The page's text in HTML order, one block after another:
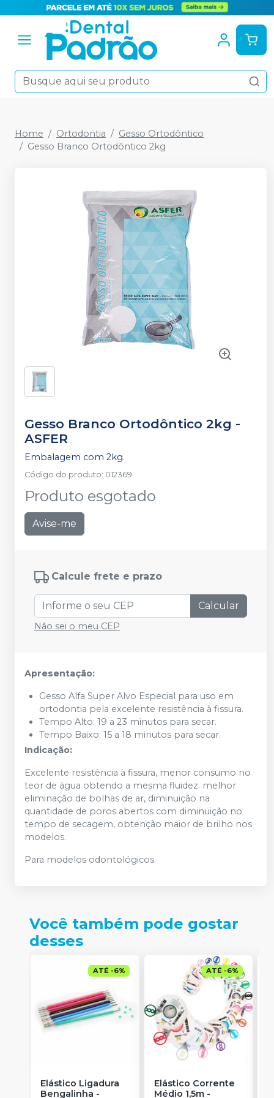
Home Ortodontia
Gesso Ortodôntico
Gesso Branco Ortodôntico 2kg
Gesso Branco Ortodôntico 2kg -
ASFER
Embalagem com 2kg.
Código do produto: 012369
Produto esgotado
Avise-me
Calcule frete e prazo
Calcular
Não sei o meu CEP
Apresentação:
Gesso Alfa Super Alvo Especial para uso em
ortodontia pela excelente resistência à fissura.
Tempo Alto: 19 a 23 minutos para secar.
Tempo Baixo: 15 a 18 minutos para secar.
Indicação:
Excelente resistência à fissura, menor consumo no
teor de água obtendo a mesma fluidez. melhor
eliminação de bolhas de ar, diminuição na
quantidade de poros abertos com diminuição no
tempo de secagem, obtenção maior de brilho nos
modelos.
Para modelos odontológicos.
Você também pode gostar
desses
ATÉ -6%
Elástico Ligadura
Bengalinha -
ATÉ -6%
Elástico Corrente
Médio 1,5m-